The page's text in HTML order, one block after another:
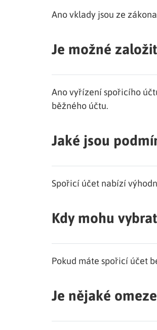
Ano vklady jsou ze
Je možné
Ano vyřízení spořicího
běžného účtu.
Jaké jsou
Spořicí účet nabízí
Kdy mohu
Pokud máte spořicí účet
Je nějaké